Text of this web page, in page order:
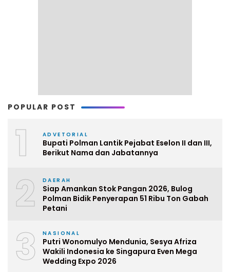
POPULAR POST
1 ADVETORIAL
Bupati Polman Lantik Pejabat Eselon II dan III,
Berikut Nama dan Jabatannya
2 DAERAH
Siap Amankan Stok Pangan 2026, Bulog
Polman Bidik Penyerapan 51 Ribu Ton Gabah
Petani
3 NASIONAL
Putri Wonomulyo Mendunia, Sesya Afriza
Wakili Indonesia ke Singapura Even Mega
Wedding Expo 2026